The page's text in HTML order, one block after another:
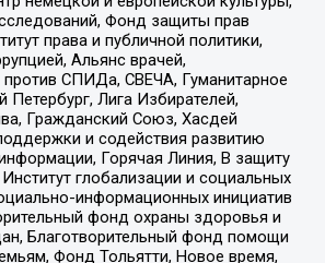
Фонд защиты прав
права и публичной политики,
Альянс врачей,
СПИДа, СВЕЧА, Гуманитарное
Петербург, Лига Избирателей,
Гражданский Союз, Хасдей
и содействия развитию
Горячая Линия, В защиту
глобализации и социальных
информационных инициатив
фонд охраны здоровья и
Благотворительный фонд помощи
Фонд Тольятти, Новое время,